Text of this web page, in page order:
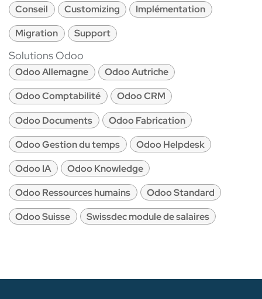
Conseil Customizing
Implémentation
Migration
Support
Solutions Odoo
Odoo Allemagne
Odoo Autriche
Odoo Comptabilité
Odoo CRM
Odoo Documents
Odoo Fabrication
Odoo Gestion du temps
Odoo Helpdesk
Odoo IA
Odoo Knowledge
Odoo Ressources humains
Odoo Standard
Odoo Suisse
Swissdec module de salaires